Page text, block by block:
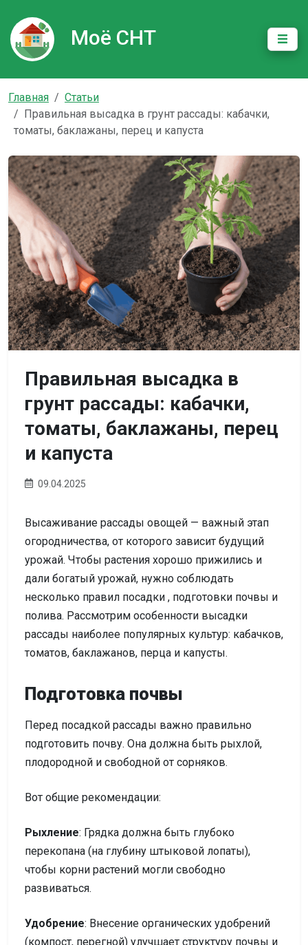
Моё СНТ
Главная
Статьи
Правильная высадка в грунт рассады: кабачки,
томаты, баклажаны, перец и капуста
Правильная высадка в
грунт рассады: кабачки,
томаты, баклажаны, перец
и капуста
09.04.2025
Высаживание рассады овощей — важный этап
огородничества, от которого зависит будущий
урожай. Чтобы растения хорошо прижились и
дали богатый урожай, нужно соблюдать
несколько правил посадки , подготовки почвы и
полива. Рассмотрим особенности высадки
рассады наиболее популярных культур: кабачков,
томатов, баклажанов, перца и капусты.
Подготовка почвы
Перед посадкой рассады важно правильно
подготовить почву. Она должна быть рыхлой,
плодородной и свободной от сорняков.
Вот общие рекомендации:
Рыхление: Грядка должна быть глубоко
перекопана (на глубину штыковой лопаты),
чтобы корни растений могли свободно
развиваться.
Удобрение: Внесение органических удобрений
(компост, перегной) улучшает структуру почвы и